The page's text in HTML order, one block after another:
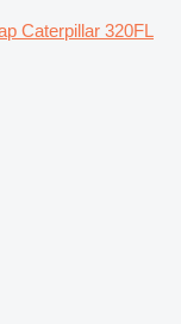
Caterpillar 320FL